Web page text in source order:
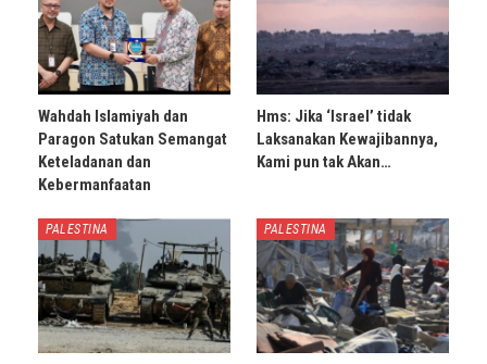
Wahdah Islamiyah dan
Paragon Satukan Semangat
Keteladanan dan
Kebermanfaatan
Hms: Jika ‘Israel’ tidak
Laksanakan Kewajibannya,
Kami pun tak Akan…
PALESTINA PALESTINA